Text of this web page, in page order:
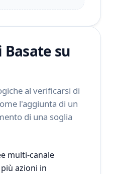
su
al verificarsi di
l'aggiunta di un
di una soglia
multi-canale
azioni in